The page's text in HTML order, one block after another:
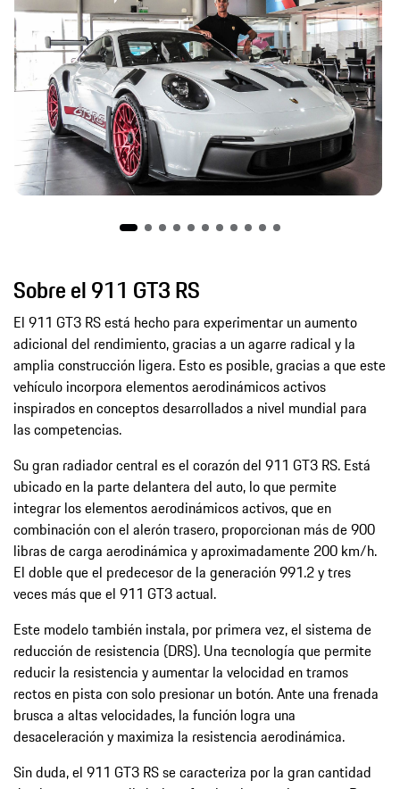
Sobre el 911 GT3 RS
El 911 GT3 RS está hecho para experimentar un aumento
adicional del rendimiento, gracias a un agarre radical y la
amplia construcción ligera. Esto es posible, gracias a que este
vehículo incorpora elementos aerodinámicos activos
inspirados en conceptos desarrollados a nivel mundial para
las competencias.
Su gran radiador central es el corazón del 911 GT3 RS. Está
ubicado en la parte delantera del auto, lo que permite
integrar los elementos aerodinámicos activos, que en
combinación con el alerón trasero, proporcionan más de 900
libras de carga aerodinámica y aproximadamente 200 km/h.
El doble que el predecesor de la generación 991.2 y tres
veces más que el 911 GT3 actual.
Este modelo también instala, por primera vez, el sistema de
reducción de resistencia (DRS). Una tecnología que permite
reducir la resistencia y aumentar la velocidad en tramos
rectos en pista con solo presionar un botón. Ante una frenada
brusca a altas velocidades, la función logra una
desaceleración y maximiza la resistencia aerodinámica.
Sin duda, el 911 GT3 RS se caracteriza por la gran cantidad